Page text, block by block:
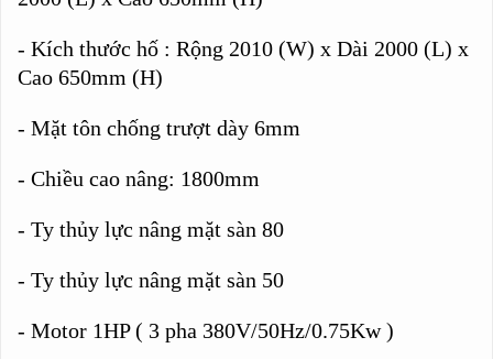
- Kích thước hố : Rộng 2010 (W) x Dài 2000 (L) x
Cao 650mm (H)
- Mặt tôn chống trượt dày 6mm
- Chiều cao nâng: 1800mm
- Ty thủy lực nâng mặt sàn 80
- Ty thủy lực nâng mặt sàn 50
- Motor 1HP ( 3 pha 380V/50Hz/0.75Kw )